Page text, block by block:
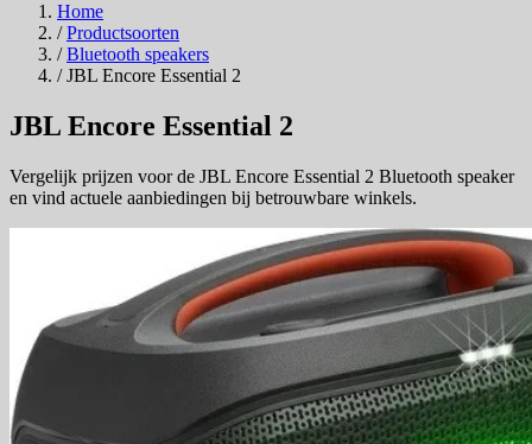
Home
/ Productsoorten
/ Bluetooth speakers
/ JBL Encore Essential 2
JBL Encore Essential 2
Vergelijk prijzen voor de JBL Encore Essential 2 Bluetooth speaker
en vind actuele aanbiedingen bij betrouwbare winkels.